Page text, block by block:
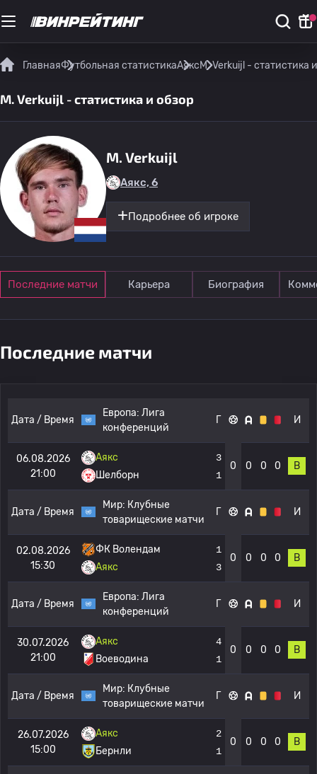
ГлавнаяФутбольная статистикаАяксM. Verkuijl - статистика
M. Verkuijl - статистика и обзор
M. Verkuijl
Аякс, 6
Подробнее об игроке
Последние матчи Карьера Биография
Последние матчи
Дата / Время
Европа: Лига
конференций
Г И
06.08.2026
21:00
Аякс
Шелборн
3
1
0 0 0 0 В
Дата / Время
Мир: Клубные
товарищеские матчи
Г И
02.08.2026
15:30
ФК Волендам
Аякс
1
3
0 0 0 0 В
Дата / Время
Европа: Лига
конференций
Г И
30.07.2026
21:00
Аякс
Воеводина
4
1
0 0 0 0 В
Дата / Время
Мир: Клубные
товарищеские матчи
Г И
26.07.2026
15:00
Аякс
Бернли
2
1
0 0 0 0 В